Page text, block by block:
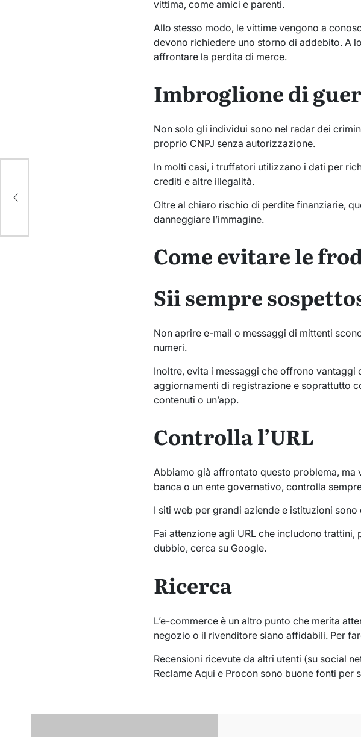
vittima, come amici e parenti.
Allo stesso modo, le vittime vengono a
devono richiedere uno storno di addebito. A
affrontare la perdita di merce.
Imbroglione di
Non solo gli individui sono nel radar dei
proprio CNPJ senza autorizzazione.
In molti casi, i truffatori utilizzano i dati per
crediti e altre illegalità.
Oltre al chiaro rischio di perdite finanziarie,
danneggiare l’immagine.
Come evitare le
Sii sempre
Non aprire e-mail o messaggi di mittenti
numeri.
Inoltre, evita i messaggi che offrono
aggiornamenti di registrazione e soprattutto
contenuti o un’app.
Controlla l’URL
Abbiamo già affrontato questo problema, ma
banca o un ente governativo, controlla
I siti web per grandi aziende e istituzioni
Fai attenzione agli URL che includono
dubbio, cerca su Google.
Ricerca
L’e-commerce è un altro punto che merita
negozio o il rivenditore siano affidabili. Per
Recensioni ricevute da altri utenti (su social
Reclame Aqui e Procon sono buone fonti per